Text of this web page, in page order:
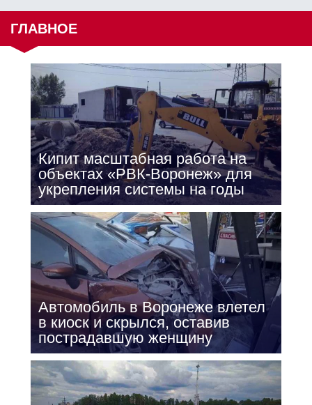
ГЛАВНОЕ
Кипит масштабная работа на
объектах «РВК-Воронеж» для
укрепления системы на годы
Автомобиль в Воронеже влетел
в киоск и скрылся, оставив
пострадавшую женщину